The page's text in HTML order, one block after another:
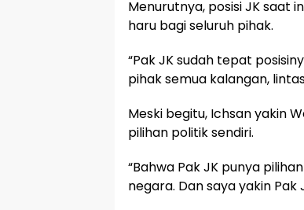
Menurutnya, posisi JK saat
haru bagi seluruh pihak.
“Pak JK sudah tepat
pihak semua kalangan,
Meski begitu, Ichsan yakin
pilihan politik sendiri.
“Bahwa Pak JK punya
negara. Dan saya yakin Pak